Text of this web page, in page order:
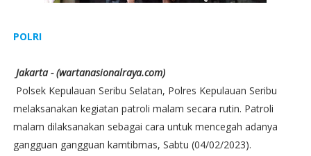
POLRI
Jakarta - (wartanasionalraya.com)
Polsek Kepulauan Seribu Selatan, Polres Kepulauan Seribu
melaksanakan kegiatan patroli malam secara rutin. Patroli
malam dilaksanakan sebagai cara untuk mencegah adanya
gangguan gangguan kamtibmas, Sabtu (04/02/2023).